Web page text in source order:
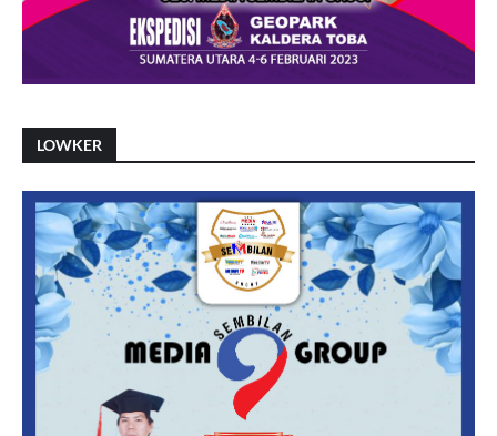
LOWKER